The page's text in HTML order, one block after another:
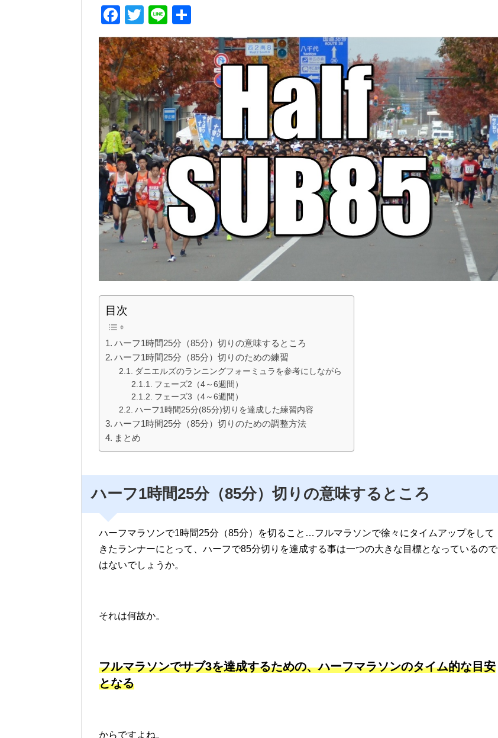
F
a
c
e
b
o
o
k
T
wi
tt
er
Li
n
e
有
目次
ハーフ1時間25分（85分）切りの意味するところ
ハーフ1時間25分（85分）切りのための練習
ダニエルズのランニングフォーミュラを参考にしながら
フェーズ2（4～6週間）
フェーズ3（4～6週間）
ハーフ1時間25分(85分)切りを達成した練習内容
ハーフ1時間25分（85分）切りのための調整方法
まとめ
ハーフ1時間25分（85分）切りの意味するところ
ハーフマラソンで1時間25分（85分）を切ること…フルマラソンで徐々にタイムアップをして
きたランナーにとって、ハーフで85分切りを達成する事は一つの大きな目標となっているので
はないでしょうか。
それは何故か。
フルマラソンでサブ3を達成するための、ハーフマラソンのタイム的な目安
となる
からですよね。